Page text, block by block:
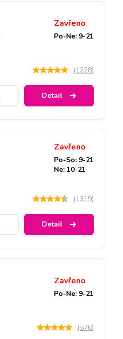
Zavřeno
Po-Ne: 9-21
(1228)
Detail
Zavřeno
Po-So: 9-21
Ne: 10-21
(1319)
Detail
Zavřeno
Po-Ne: 9-21
(576)